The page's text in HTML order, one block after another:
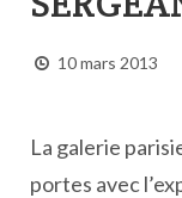
CONTACT
10 mars 2013
La galerie
portes avec